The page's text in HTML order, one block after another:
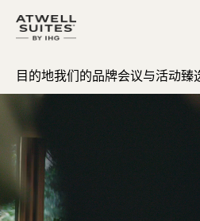
目的地我们的品牌会议与活动臻